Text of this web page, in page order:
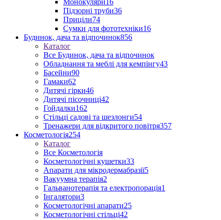
Монокуляри16
Підзорні труби36
Приціли74
Сумки для фототехніки16
Будинок, дача та відпочинок856
Каталог
Все Будинок, дача та відпочинок
Обладнання та меблі для кемпінгу43
Басейни90
Гамаки62
Дитячі гірки46
Дитячі пісочниці42
Гойдалки162
Стільці садові та шезлонги54
Тренажери для відкритого повітря357
Косметологія254
Каталог
Все Косметологія
Косметологічні кушетки33
Апарати для мікродермабразії5
Вакуумна терапія2
Гальванотерапія та електропорація1
Інгалятори3
Косметологічні апарати25
Косметологічні стільці42